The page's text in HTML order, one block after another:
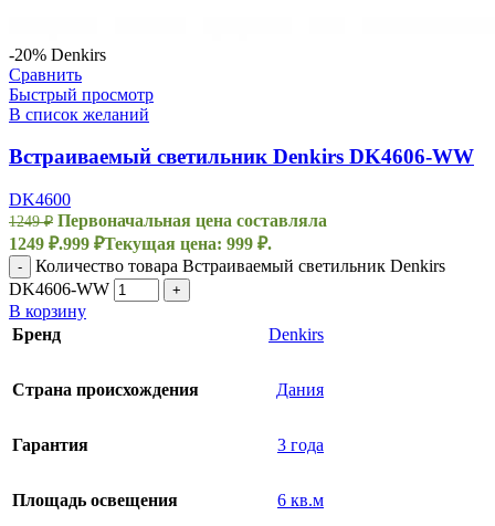
-20% Denkirs
Сравнить
Быстрый просмотр
В список желаний
Встраиваемый светильник Denkirs DK4606-WW
DK4600
1249₽ Первоначальная цена составляла
1249 ₽.999 ₽Текущая цена: 999 ₽.
-
Количество товара Встраиваемый светильник Denkirs
DK4606-WW
+
В корзину
Бренд
Denkirs
Страна происхождения Дания
Гарантия 3 года
Площадь освещения 6 кв.м